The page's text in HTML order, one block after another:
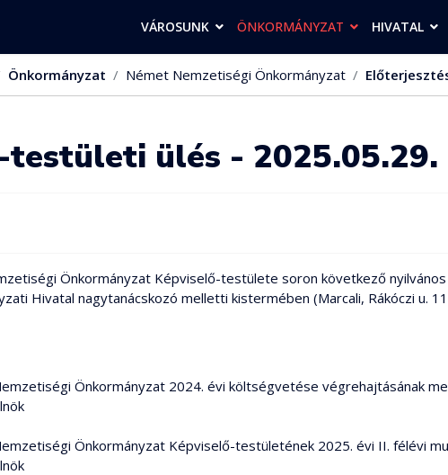
VÁROSUNK ÖNKORMÁNYZAT HIVATAL
Önkormányzat Német Nemzetiségi Önkormányzat
testületi ülés - 2025.05.29.
Önkormányzat Képviselő-testülete soron következő
Hivatal nagytanácskozó melletti kistermében (Marcali, Rákóczi u.
Önkormányzat 2024. évi költségvetése végrehajtásának
Önkormányzat Képviselő-testületének 2025. évi II. félévi